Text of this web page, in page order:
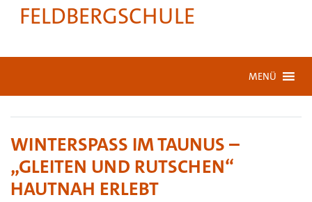
FELDBERGSCHULE
MENÜ
WINTERSPASS IM TAUNUS – „
GLEITEN UND RUTSCHEN“ H
AUTNAH ERLEBT